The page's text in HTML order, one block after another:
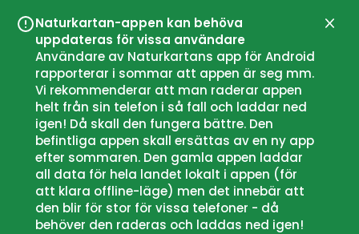
Naturkartan-appen kan behöva
uppdateras för vissa användare
Användare av Naturkartans app för Android
rapporterar i sommar att appen är seg mm.
Vi rekommenderar att man raderar appen
helt från sin telefon i så fall och laddar ned
igen! Då skall den fungera bättre. Den
befintliga appen skall ersättas av en ny app
efter sommaren. Den gamla appen laddar
all data för hela landet lokalt i appen (för
att klara offline-läge) men det innebär att
den blir för stor för vissa telefoner - då
behöver den raderas och laddas ned igen!